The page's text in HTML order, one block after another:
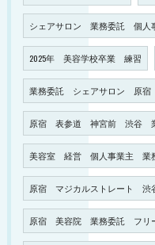
シェアサロン 業務委託 個
2025年 美容学校卒業 練習
業務委託 シェアサロン 原
原宿 表参道 神宮前 渋谷 業
美容室 経営 個人事業主 業
原宿 マジカルストレート
原宿 美容院 業務委託 フリ